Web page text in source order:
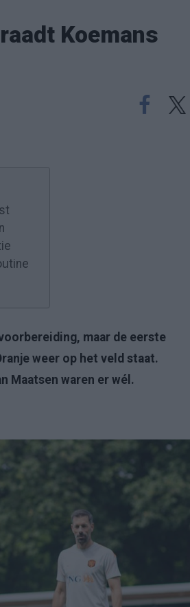
Koemans
maar de eerste
weer op het veld staat.
Maatsen waren er wél.